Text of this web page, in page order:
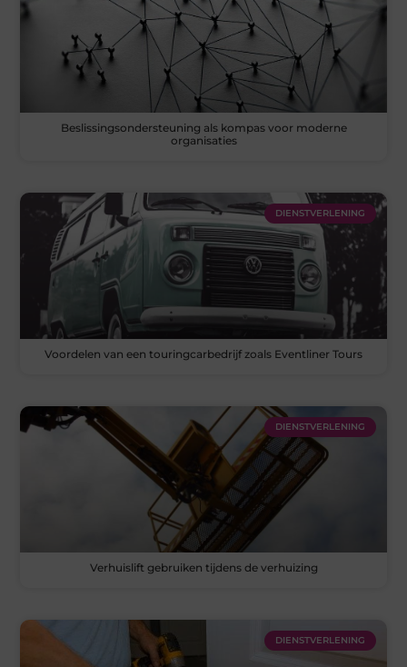
Beslissingsondersteuning als kompas voor moderne
organisaties
DIENSTVERLENING
Voordelen van een touringcarbedrijf zoals Eventliner Tours
DIENSTVERLENING
Verhuislift gebruiken tijdens de verhuizing
DIENSTVERLENING